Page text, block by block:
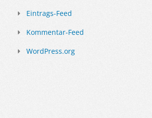
Eintrags-Feed
Kommentar-Feed
WordPress.org